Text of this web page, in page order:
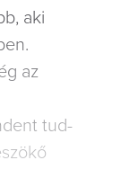
aki
az
tud­